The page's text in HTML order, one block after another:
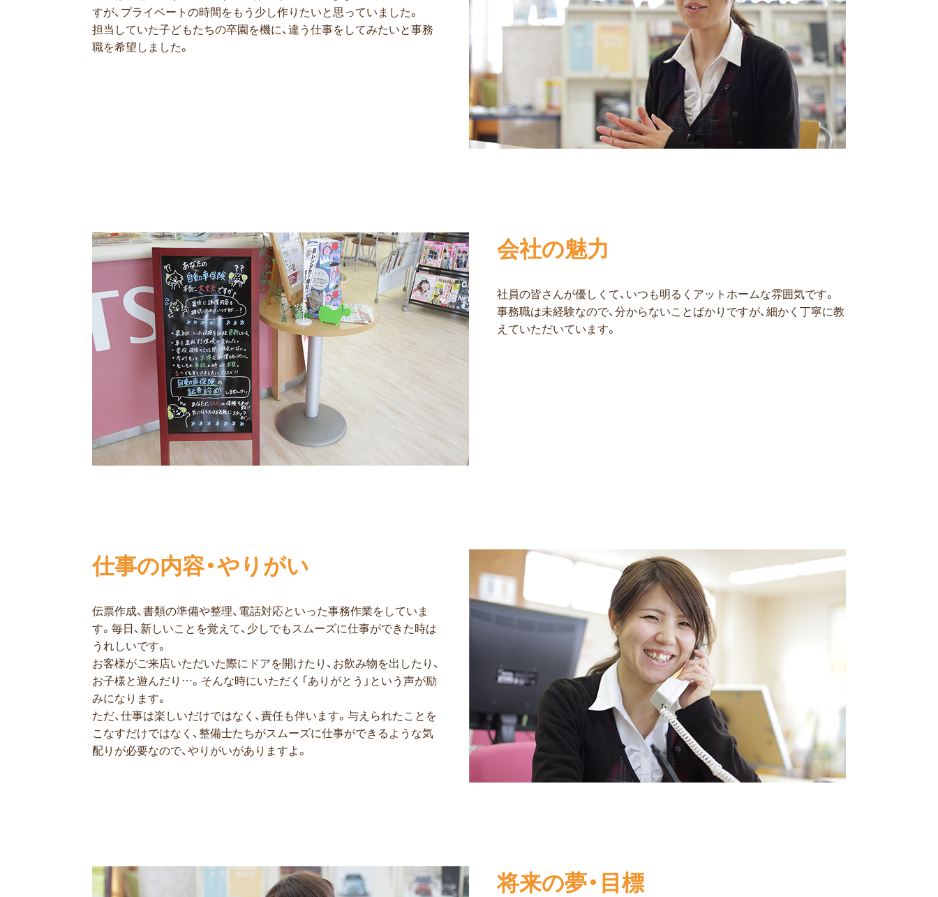
すが、プライベートの時間をもう少し作りたいと思っていました。
担当していた子どもたちの卒園を機に、違う仕事をしてみたいと事務
職を希望しました。
会社の魅力
社員の皆さんが優しくて、いつも明るくアットホームな雰囲気です。
事務職は未経験なので、分からないことばかりですが、細かく丁寧に教
えていただいています。
仕事の内容・やりがい
伝票作成、書類の準備や整理、電話対応といった事務作業をしていま
す。毎日、新しいことを覚えて、少しでもスムーズに仕事ができた時は
うれしいです。
お客様がご来店いただいた際にドアを開けたり、お飲み物を出したり、
お子様と遊んだり…。そんな時にいただく「ありがとう」という声が励
みになります。
ただ、仕事は楽しいだけではなく、責任も伴います。与えられたことを
こなすだけではなく、整備士たちがスムーズに仕事ができるような気
配りが必要なので、やりがいがありますよ。
将来の夢・目標